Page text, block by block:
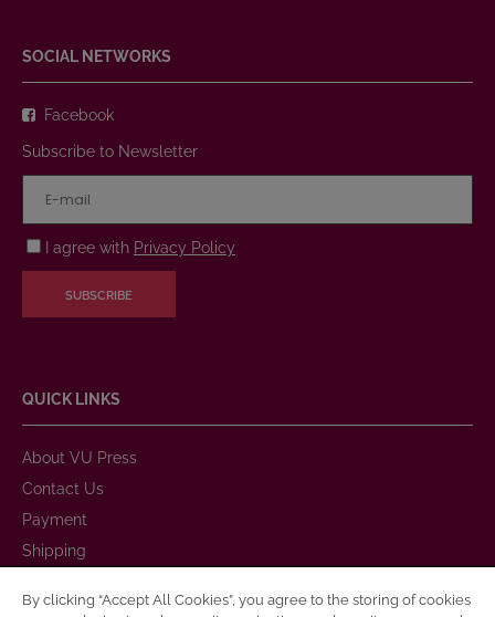
SOCIAL NETWORKS
Facebook
Subscribe to Newsletter
I agree with Privacy Policy
SUBSCRIBE
QUICK LINKS
About VU Press
Contact Us
Payment
Shipping
Purchase Rules
By clicking “Accept All Cookies”, you agree to the storing of cookies